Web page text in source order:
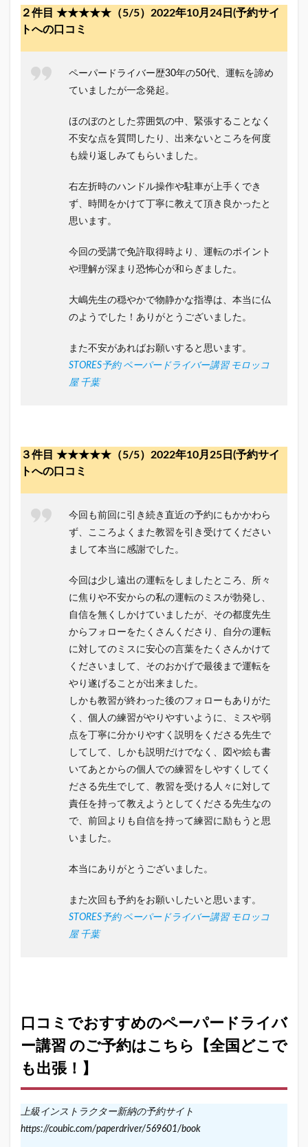
２件目 ★★★★★（5/5）2022年10月24日(予約サイ
トへの口コミ
ペーパードライバー歴30年の50代、運転を諦め
ていましたが一念発起。
ほのぼのとした雰囲気の中、緊張することなく
不安な点を質問したり、出来ないところを何度
も繰り返しみてもらいました。
右左折時のハンドル操作や駐車が上手くでき
ず、時間をかけて丁寧に教えて頂き良かったと
思います。
今回の受講で免許取得時より、運転のポイント
や理解が深まり恐怖心が和らぎました。
大嶋先生の穏やかで物静かな指導は、本当に仏
のようでした！ありがとうございました。
また不安があればお願いすると思います。
STORES予約 ペーパードライバー講習 モロッコ
屋 千葉
３件目 ★★★★★（5/5）2022年10月25日(予約サイ
トへの口コミ
今回も前回に引き続き直近の予約にもかかわら
ず、こころよくまた教習を引き受けてください
まして本当に感謝でした。
今回は少し遠出の運転をしましたところ、所々
に焦りや不安からの私の運転のミスが勃発し、
自信を無くしかけていましたが、その都度先生
からフォローをたくさんくださり、自分の運転
に対してのミスに安心の言葉をたくさんかけて
くださいまして、そのおかげで最後まで運転を
やり遂げることが出来ました。
しかも教習が終わった後のフォローもありがた
く、個人の練習がやりやすいように、ミスや弱
点を丁寧に分かりやすく説明をくださる先生で
してして、しかも説明だけでなく、図や絵も書
いてあとからの個人での練習をしやすくしてく
ださる先生でして、教習を受ける人々に対して
責任を持って教えようとしてくださる先生なの
で、前回よりも自信を持って練習に励もうと思
いました。
本当にありがとうございました。
また次回も予約をお願いしたいと思います。
STORES予約 ペーパードライバー講習 モロッコ
屋 千葉
口コミでおすすめのペーパードライバ
ー講習 のご予約はこちら【全国どこで
も出張！】
上級インストラクター新納の予約サイト
https://coubic.com/paperdriver/569601/book